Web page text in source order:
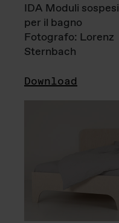
IDA Moduli sospesi
per il bagno
Fotografo: Lorenz
Sternbach
Download